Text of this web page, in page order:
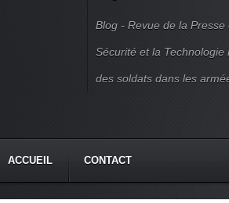
Blog - Revue de la
Sécurité et la
des soldats dans les
ACCUEIL CONTACT